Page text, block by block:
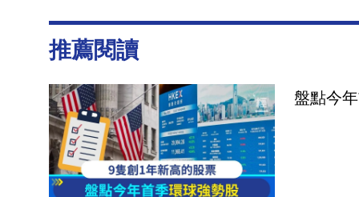
推薦閱讀
盤點今